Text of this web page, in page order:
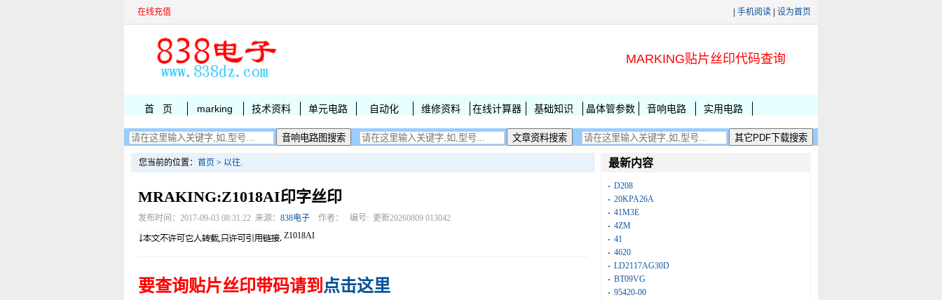
在线充值 手机阅读 设为首页
MARKING贴片丝印代码查询
首 页 marking 技术资料 单元电路 自动化 维修资料 在线计算器 基础知识 晶体管参数 音响电路 实用电路
您当前的位置： 首页 > 以往.
MRAKING:Z1018AI印字丝印
发布时间：2017-09-03 08:31:22 来源： 838电子 作者： 编号: 更新20260809 013042
Z1018AI
要查询贴片丝印带码请到 点击这里
最新内容
D208
20KPA26A
41M3E
4ZM
41
4620
LD2117AG30D
BT09VG
95420-00